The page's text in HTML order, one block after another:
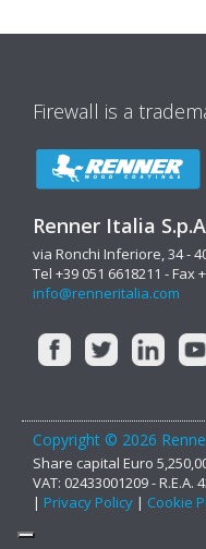
Firewall is a
Renner Italia
via Ronchi Inferiore, 34 -
Tel +39 051 6618211 - Fax
info@renneritalia.com
Copyright © 2026
Share capital Euro
VAT: 02433001209 -
| Privacy Policy | Cookie